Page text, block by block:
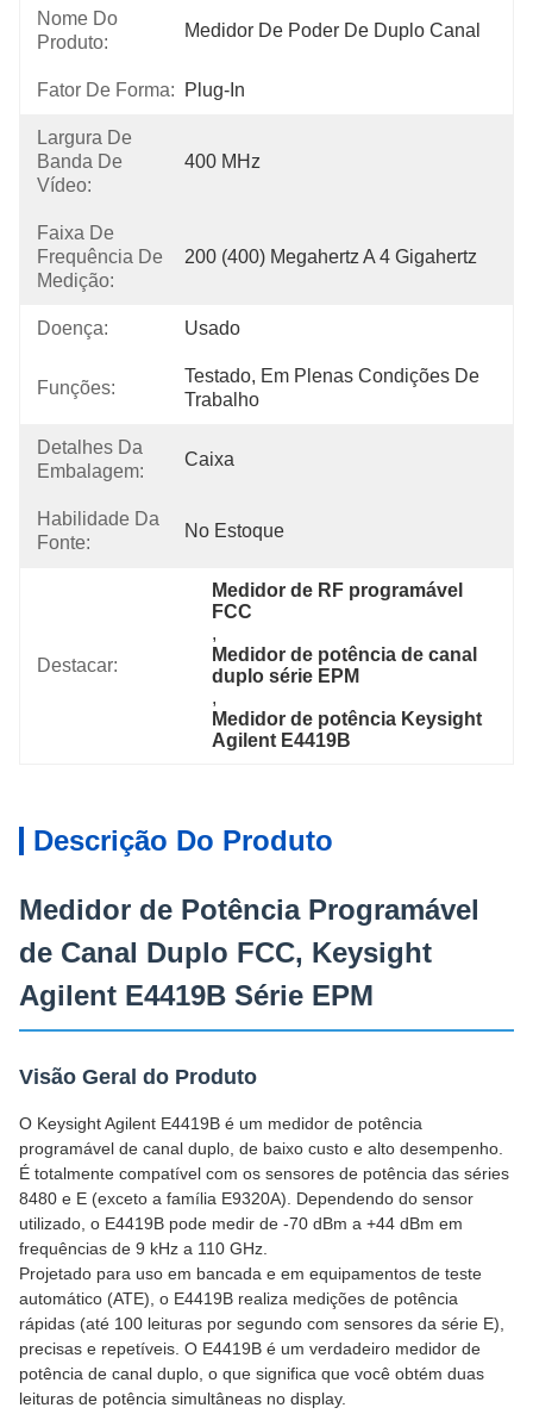
Nome Do
Produto:
Medidor De Poder De Duplo Canal
Fator De Forma: Plug-In
Largura De
Banda De
Vídeo:
400 MHz
Faixa De
Frequência De
Medição:
200 (400) Megahertz A 4 Gigahertz
Doença: Usado
Funções:
Testado, Em Plenas Condições De
Trabalho
Detalhes Da
Embalagem:
Caixa
Habilidade Da
Fonte:
No Estoque
Destacar:
Medidor de RF programável
FCC
,
Medidor de potência de canal
duplo série EPM
,
Medidor de potência Keysight
Agilent E4419B
Descrição Do Produto
Medidor de Potência Programável
de Canal Duplo FCC, Keysight
Agilent E4419B Série EPM
Visão Geral do Produto
O Keysight Agilent E4419B é um medidor de potência
programável de canal duplo, de baixo custo e alto desempenho.
É totalmente compatível com os sensores de potência das séries
8480 e E (exceto a família E9320A). Dependendo do sensor
utilizado, o E4419B pode medir de -70 dBm a +44 dBm em
frequências de 9 kHz a 110 GHz.
Projetado para uso em bancada e em equipamentos de teste
automático (ATE), o E4419B realiza medições de potência
rápidas (até 100 leituras por segundo com sensores da série E),
precisas e repetíveis. O E4419B é um verdadeiro medidor de
potência de canal duplo, o que significa que você obtém duas
leituras de potência simultâneas no display.